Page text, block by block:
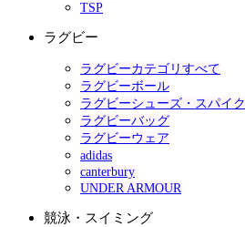
TSP
ラグビー
ラグビーカテゴリすべて
ラグビーボール
ラグビーシューズ・スパイク
ラグビーバッグ
ラグビーウェア
adidas
canterbury
UNDER ARMOUR
競泳・スイミング